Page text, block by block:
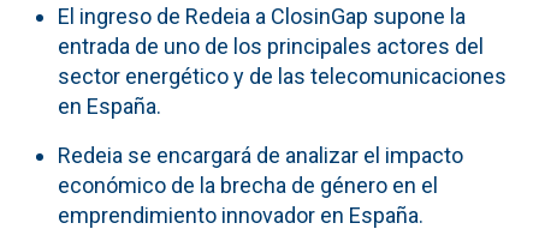
El ingreso de Redeia a ClosinGap supone la
entrada de uno de los principales actores del
sector energético y de las telecomunicaciones
en España.
Redeia se encargará de analizar el impacto
económico de la brecha de género en el
emprendimiento innovador en España.